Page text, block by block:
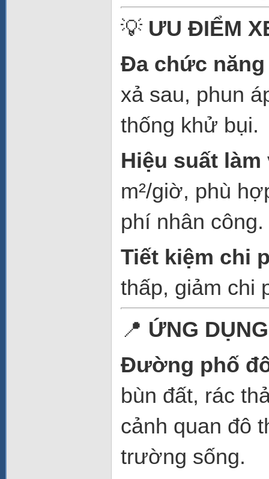
💡 ƯU ĐIỂM
Đa chức
xả sau, phun
thống khử bụi.
Hiệu suất làm
m²/giờ, phù
phí nhân công.
Tiết kiệm chi
thấp, giảm chi
📍 ỨNG
Đường phố
bùn đất, rác
cảnh quan đô
trường sống.